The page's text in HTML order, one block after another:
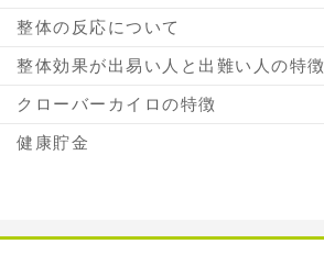
整体の反応について
整体効果が出易い人と出難い人の特徴
クローバーカイロの特徴
健康貯金